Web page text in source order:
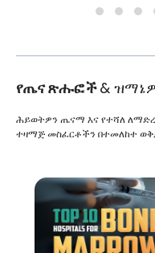
የጤና ጽሑፎች&
ሕይወትዎን ጤናማ እና የተሻለ
ተዛማጅ መስፈርቶችን በተመለከተ